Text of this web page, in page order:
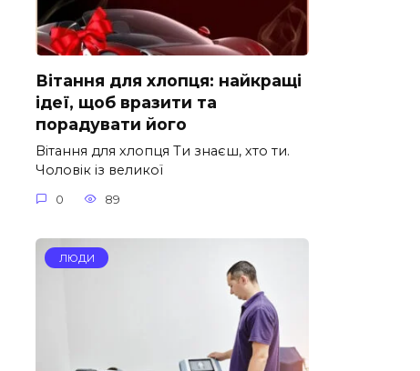
Вітання для хлопця: найкращі
ідеї, щоб вразити та
порадувати його
Вітання для хлопця Ти знаєш, хто ти.
Чоловік із великої
0 89
ЛЮДИ